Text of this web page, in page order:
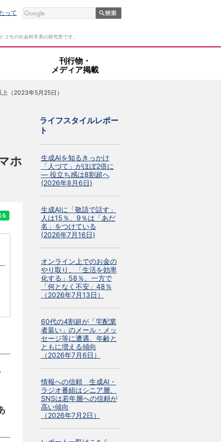
って
モの社会科学系の研究所です。
刊行物・
メディア掲載
（2023年5月25日）
ホ
ライフスタイルレポー
ト
生成AIを知るきっかけ
「人づて」がほぼ2倍に
― 役立ち感は8割超へ
(2026年8月6日)
生成AIに「敬語で話す」
人は15％、9％は「あだ
名」をつけている
(2026年7月16日)
オンライン上でのお金の
やり取り、「生活を効率
化する」58％、一方で
「何となく不安」48％
（2026年7月13日）
60代の4割超が「宅配業
者装い」のメール・メッ
セージ等に遭遇、年齢と
ともに増える傾向
（2026年7月6日）
情報への信頼 生成AI・
ラジオ番組はシニア層、
SNSは若年層への信頼が
高い傾向
（2026年7月2日）